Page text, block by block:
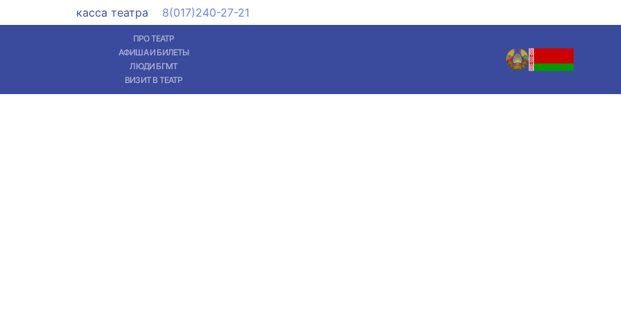
касса театра 8(017)240-27-21
ПРО ТЕАТР
АФИША И БИЛЕТЫ
ЛЮДИ БГМТ
ВИЗИТ В ТЕАТР